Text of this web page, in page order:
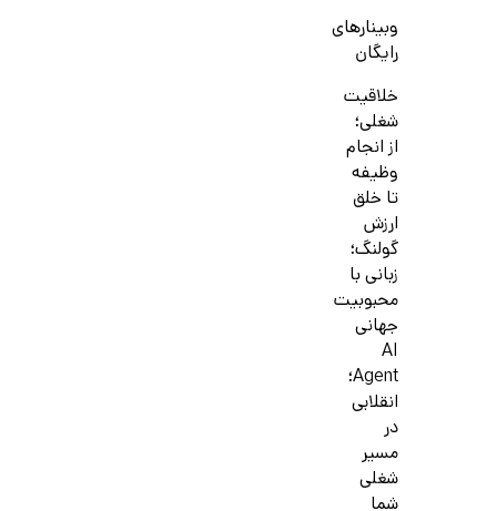
وبینارهای
رایگان
خلاقیت
شغلی؛
از انجام
وظیفه
تا خلق
ارزش
گولنگ؛
زبانی با
محبوبیت
جهانی
AI
Agent؛
انقلابی
در
مسیر
شغلی